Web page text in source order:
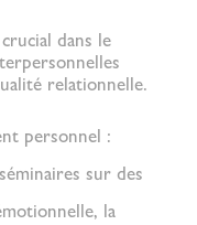
dans le
relationnelle.
personnel :
sur des
la